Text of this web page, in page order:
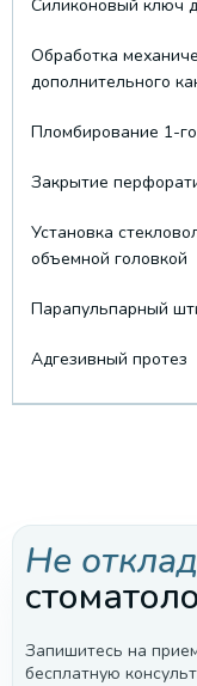
Силиконовый ключ
Обработка
дополнительного
Пломбирование 1-
Закрытие
Установка
объемной головкой
Парапульпарный
Адгезивный протез
Не
Запишитесь на
бесплатную